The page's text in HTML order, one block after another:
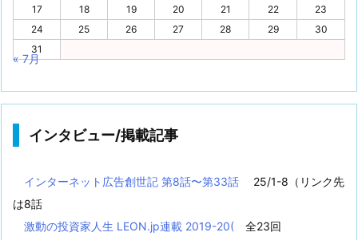
17
18 19 20 21 22
23
24
25 26 27 28 29
30
31
« 7月
インタビュー/掲載記事
インターネット広告創世記 第8話〜第33話
25/1-8（リンク先
は8話
激動の投資家人生 LEON.jp連載 2019-20(
全23回